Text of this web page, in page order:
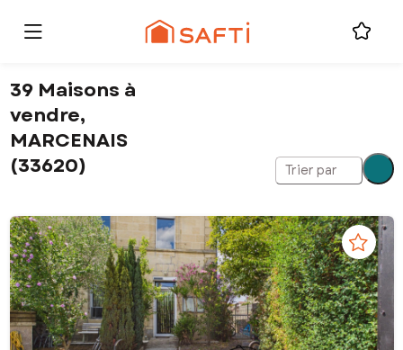
39 Maisons à
vendre,
MARCENAIS
(33620)
Trier par